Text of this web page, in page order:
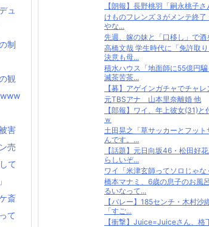
【朗報】長野桃羽「嗣永桃子
けものフレンズ３がメンテ終
やな...
先週、嫁の妹と「口移し」で
高橋文哉 学生時代に「免許取
決意も母...
積水ハウス「地面師に55億円
滅茶苦茶...
【募】アゲインガチャでチャ
元TBSアナ 山本里奈離婚 他
【郎報】ワイ、年上彼女(31)
ｗ
土田晃之「草サッカーとフッ
んです。...
【話題】元日向坂46・松田好
らしいぞ...
ワイ「米津玄師ってソロじゃな
橋本マナミ、6歳の息子のお風
るいなって...
【バレー】185センチ・木村
「すご...
【衝撃】Juice=Juiceさん、格
ュ
制
観
害
売
て
斎
て